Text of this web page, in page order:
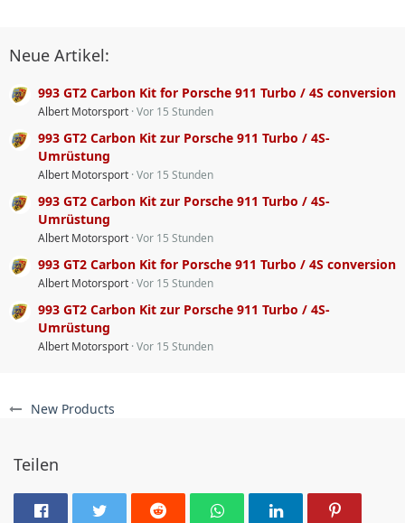
New Products
Neue Artikel:
993 GT2 Carbon Kit for Porsche 911 Turbo / 4S conversion
Albert Motorsport Vor 15 Stunden
993 GT2 Carbon Kit zur Porsche 911 Turbo / 4S-
Umrüstung
Albert Motorsport Vor 15 Stunden
993 GT2 Carbon Kit zur Porsche 911 Turbo / 4S-
Umrüstung
Albert Motorsport Vor 15 Stunden
993 GT2 Carbon Kit for Porsche 911 Turbo / 4S conversion
Albert Motorsport Vor 15 Stunden
993 GT2 Carbon Kit zur Porsche 911 Turbo / 4S-
Umrüstung
Albert Motorsport Vor 15 Stunden
Teilen